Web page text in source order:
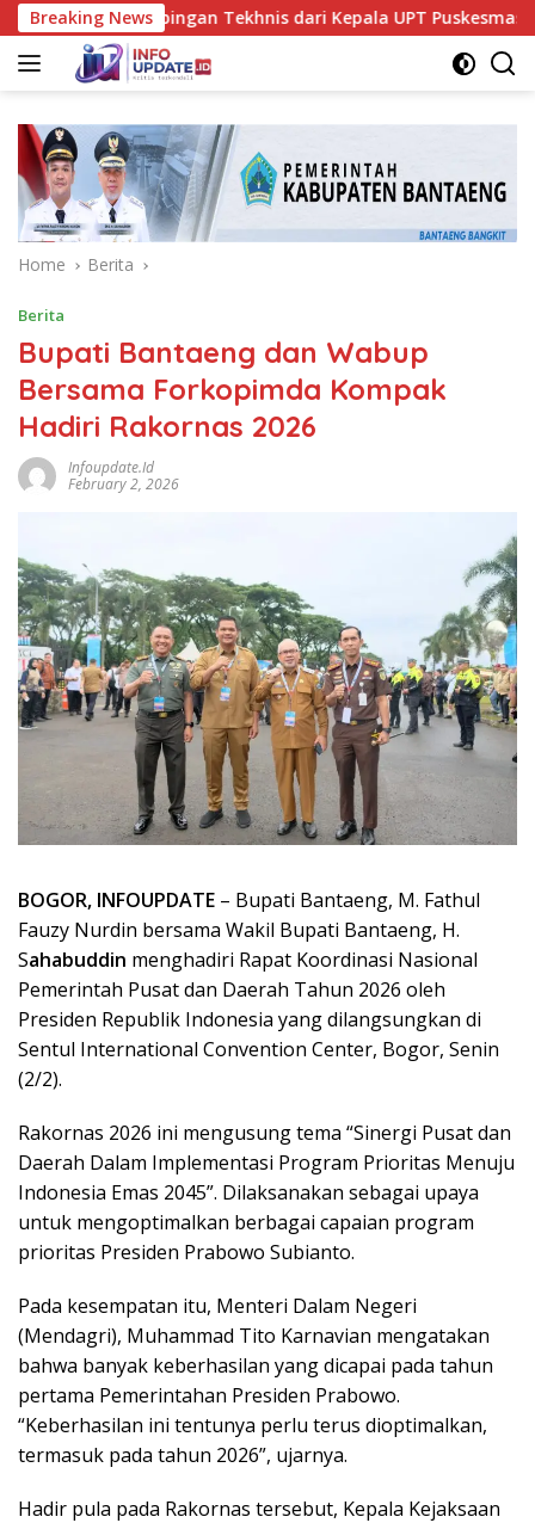
Skip
to
content
Breaking News
Bimbingan Tekhnis dari Kepala UPT Puskesmas Bissappu
Home Berita
Berita
Bupati Bantaeng dan Wabup
Bersama Forkopimda Kompak
Hadiri Rakornas 2026
Infoupdate.id
February 2, 2026
BOGOR, INFOUPDATE – Bupati Bantaeng, M. Fathul
Fauzy Nurdin bersama Wakil Bupati Bantaeng, H.
Sahabuddin menghadiri Rapat Koordinasi Nasional
Pemerintah Pusat dan Daerah Tahun 2026 oleh
Presiden Republik Indonesia yang dilangsungkan di
Sentul International Convention Center, Bogor, Senin
(2/2).
Rakornas 2026 ini mengusung tema “Sinergi Pusat dan
Daerah Dalam Implementasi Program Prioritas Menuju
Indonesia Emas 2045”. Dilaksanakan sebagai upaya
untuk mengoptimalkan berbagai capaian program
prioritas Presiden Prabowo Subianto.
Pada kesempatan itu, Menteri Dalam Negeri
(Mendagri), Muhammad Tito Karnavian mengatakan
bahwa banyak keberhasilan yang dicapai pada tahun
pertama Pemerintahan Presiden Prabowo.
“Keberhasilan ini tentunya perlu terus dioptimalkan,
termasuk pada tahun 2026”, ujarnya.
Hadir pula pada Rakornas tersebut, Kepala Kejaksaan